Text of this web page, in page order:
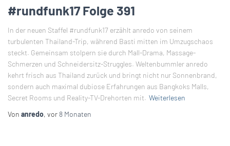
#rundfunk17 Folge 391
In der neuen Staffel #rundfunk17 erzählt anredo von seinem
turbulenten Thailand-Trip, während Basti mitten im Umzugschaos
steckt. Gemeinsam stolpern sie durch Mall-Drama, Massage-
Schmerzen und Schneidersitz-Struggles. Weltenbummler anredo
kehrt frisch aus Thailand zurück und bringt nicht nur Sonnenbrand,
sondern auch maximal dubiose Erfahrungen aus Bangkoks Malls,
Secret Rooms und Reality-TV-Drehorten mit. Weiterlesen
Von anredo, vor 8 Monaten